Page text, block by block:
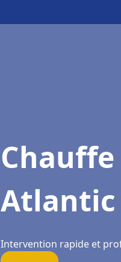
Atlantic
Intervention rapide et